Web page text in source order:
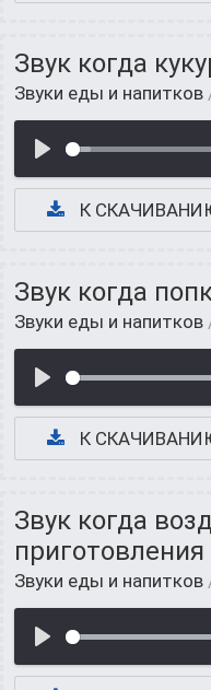
Звук когда
Звуки еды и напитков
К
Звук когда
Звуки еды и напитков
К
Звук когда
приготовления
Звуки еды и напитков